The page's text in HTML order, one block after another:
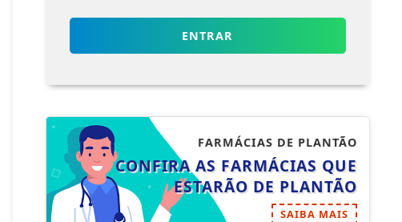
ENTRAR
FARMÁCIAS DE PLANTÃO
CONFIRA AS FARMÁCIAS QUE
ESTARÃO DE PLANTÃO
SAIBA MAIS